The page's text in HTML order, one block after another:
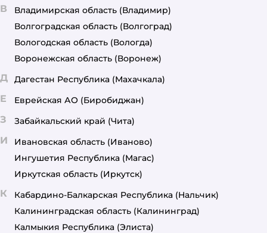
В Владимирская область (Владимир)
Волгоградская область (Волгоград)
Вологодская область (Вологда)
Воронежская область (Воронеж)
Д Дагестан Республика (Махачкала)
Е Еврейская АО (Биробиджан)
З Забайкальский край (Чита)
И Ивановская область (Иваново)
Ингушетия Республика (Магас)
Иркутская область (Иркутск)
К Кабардино-Балкарская Республика (Нальчик)
Калининградская область (Калининград)
Калмыкия Республика (Элиста)